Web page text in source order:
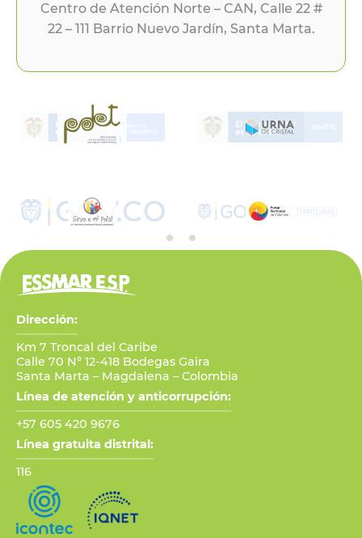
Centro de Atención Norte – CAN, Calle 22 #
22 – 111 Barrio Nuevo Jardín, Santa Marta.
Dirección:
Km 7 Troncal del Caribe
Calle 70 N° 12-418 Bodegas Gaira
Santa Marta – Magdalena – Colombia
Línea de atención y anticorrupción:
+57 605 420 9676
Línea gratuita distrital:
116